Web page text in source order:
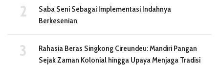
Saba Seni Sebagai Implementasi Indahnya
Berkesenian
Rahasia Beras Singkong Cireundeu: Mandiri Pangan
Sejak Zaman Kolonial hingga Upaya Menjaga Tradisi